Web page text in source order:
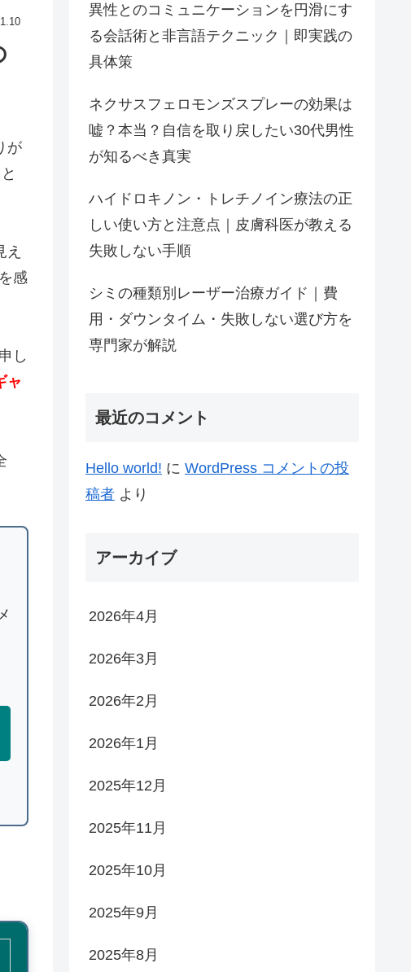
が
感
し
ャ
異性とのコミュニケーションを円滑にす
る会話術と非言語テクニック｜即実践の
具体策
ネクサスフェロモンズスプレーの効果は
嘘？本当？自信を取り戻したい30代男性
が知るべき真実
ハイドロキノン・トレチノイン療法の正
しい使い方と注意点｜皮膚科医が教える
失敗しない手順
シミの種類別レーザー治療ガイド｜費
用・ダウンタイム・失敗しない選び方を
専門家が解説
最近のコメント
Hello world! に WordPress コメントの投
稿者 より
アーカイブ
2026年4月
2026年3月
2026年2月
2026年1月
2025年12月
2025年11月
2025年10月
2025年9月
2025年8月